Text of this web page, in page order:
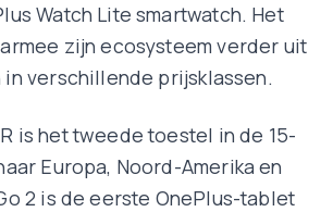
Watch Lite smartwatch. Het
zijn ecosysteem verder uit
verschillende prijsklassen.
is het tweede toestel in de 15-
Europa, Noord-Amerika en
2 is de eerste OnePlus-tablet